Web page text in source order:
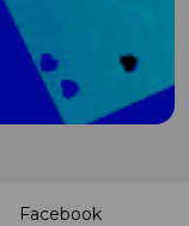
Facebook